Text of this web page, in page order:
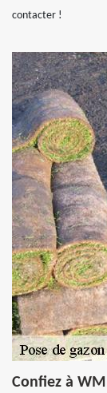
contacter !
Confiez à